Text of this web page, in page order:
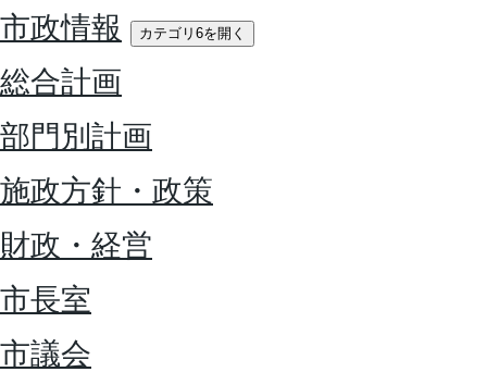
市政情報 カテゴリ6を開く
総合計画
部門別計画
施政方針・政策
財政・経営
市長室
市議会